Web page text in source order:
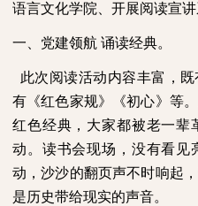
语言文化学院、开展阅读宣讲
一、党建领航 诵读经典。
此次阅读活动内容丰富，
有《红色家规》《初心》等
红色经典，大家都被老一辈
动。读书会现场，没有看见
动，沙沙的翻页声不时响起
是历史带给现实的声音。